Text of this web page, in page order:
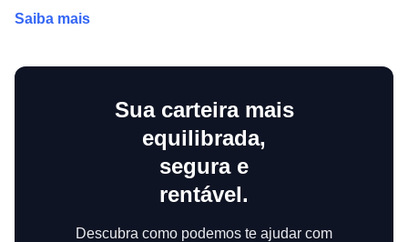
Saiba mais
Sua carteira mais
equilibrada,
segura e
rentável.
Descubra como podemos te ajudar com